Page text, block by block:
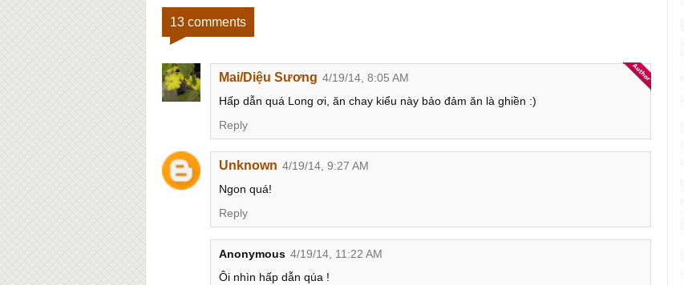
13 comments
Mai/Diệu Sương 4/19/14, 8:05 AM
Hấp dẫn quá Long ơi, ăn chay kiểu này bảo đảm ăn là ghiền :)
Reply
Unknown 4/19/14, 9:27 AM
Ngon quá!
Reply
Anonymous 4/19/14, 11:22 AM
Ôi nhìn hấp dẫn qúa !